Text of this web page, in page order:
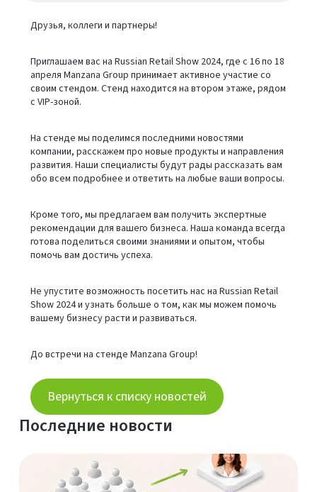
Друзья, коллеги и партнеры!
Приглашаем вас на Russian Retail Show 2024, где c 16 по 18
апреля Manzana Group принимает активное участие со
своим стендом. Стенд находится на втором этаже, рядом
с VIP-зоной.
На стенде мы поделимся последними новостями
компании, расскажем про новые продукты и направления
развития. Наши специалисты будут рады рассказать вам
обо всем подробнее и ответить на любые ваши вопросы.
Кроме того, мы предлагаем вам получить экспертные
рекомендации для вашего бизнеса. Наша команда всегда
готова поделиться своими знаниями и опытом, чтобы
помочь вам достичь успеха.
Не упустите возможность посетить нас на Russian Retail
Show 2024 и узнать больше о том, как мы можем помочь
вашему бизнесу расти и развиваться.
До встречи на стенде Manzana Group!
Вернуться к списку новостей
Последние новости